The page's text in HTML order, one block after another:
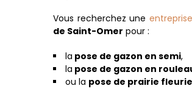
Vous recherchez une
de Saint-Omer pour :
la pose de gazon en semi,
la pose de gazon en
ou la pose de prairie fleurie